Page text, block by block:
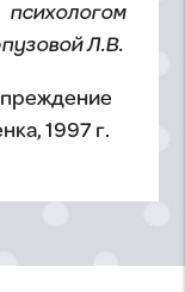
психологом
Л.В.
1997 г.